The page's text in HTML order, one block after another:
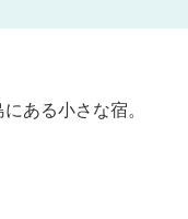
ある小さな宿。